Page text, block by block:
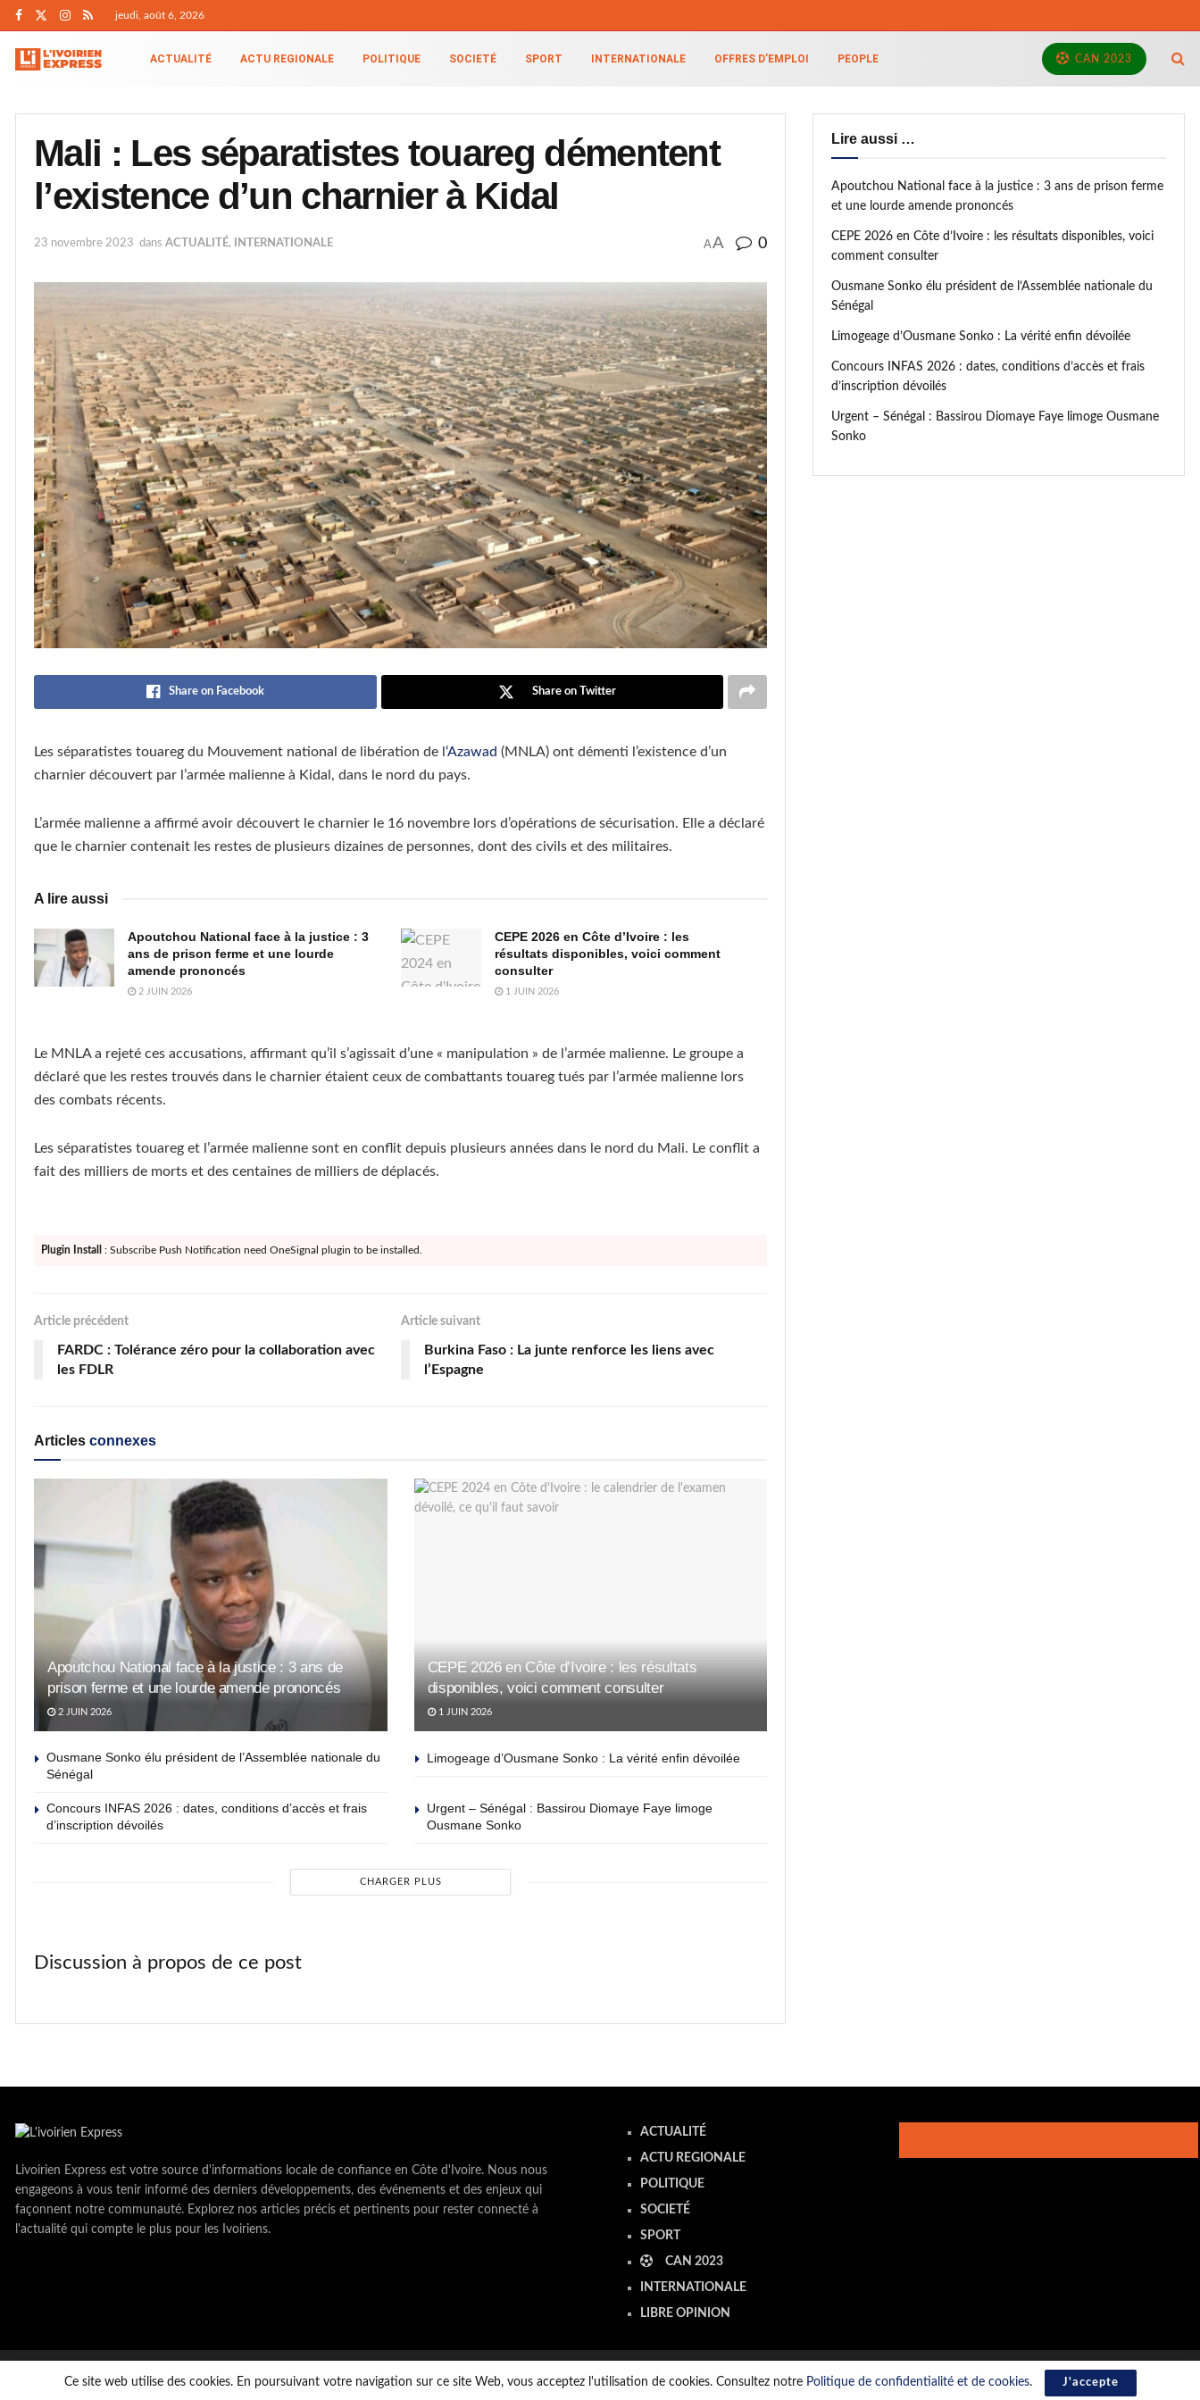
jeudi, août 6, 2026
ACTUALITÉ ACTU REGIONALE POLITIQUE SOCIETÉ SPORT INTERNATIONALE OFFRES D’EMPLOI PEOPLE CAN 2023
Mali : Les séparatistes touareg démentent
l’existence d’un charnier à Kidal
23 novembre 2023 dans ACTUALITÉ, INTERNATIONALE AA 0
Share on Facebook Share on Twitter
Les séparatistes touareg du Mouvement national de libération de l ‘Azawad (MNLA) ont démenti l’existence d’un
charnier découvert par l’armée malienne à Kidal, dans le nord du pays.
L’armée malienne a affirmé avoir découvert le charnier le 16 novembre lors d’opérations de sécurisation. Elle a déclaré
que le charnier contenait les restes de plusieurs dizaines de personnes, dont des civils et des militaires.
A lire aussi
Apoutchou National face à la justice : 3
ans de prison ferme et une lourde
amende prononcés
2 JUIN 2026
CEPE 2026 en Côte d’Ivoire : les
résultats disponibles, voici comment
consulter
1 JUIN 2026
Le MNLA a rejeté ces accusations, affirmant qu’il s’agissait d’une « manipulation » de l’armée malienne. Le groupe a
déclaré que les restes trouvés dans le charnier étaient ceux de combattants touareg tués par l’armée malienne lors
des combats récents.
Les séparatistes touareg et l’armée malienne sont en conflit depuis plusieurs années dans le nord du Mali. Le conflit a
fait des milliers de morts et des centaines de milliers de déplacés.
Plugin Install : Subscribe Push Notification need OneSignal plugin to be installed.
Article précédent
FARDC : Tolérance zéro pour la collaboration avec
les FDLR
Article suivant
Burkina Faso : La junte renforce les liens avec
l’Espagne
Articles connexes
Apoutchou National face à la justice : 3 ans de
prison ferme et une lourde amende prononcés
2 JUIN 2026
CEPE 2026 en Côte d’Ivoire : les résultats
disponibles, voici comment consulter
1 JUIN 2026
Ousmane Sonko élu président de l’Assemblée nationale du
Sénégal
Limogeage d’Ousmane Sonko : La vérité enfin dévoilée
Concours INFAS 2026 : dates, conditions d’accès et frais
d’inscription dévoilés
Urgent – Sénégal : Bassirou Diomaye Faye limoge
Ousmane Sonko
CHARGER PLUS
Discussion à propos de ce post
Lire aussi …
Apoutchou National face à la justice : 3 ans de prison ferme
et une lourde amende prononcés
CEPE 2026 en Côte d’Ivoire : les résultats disponibles, voici
comment consulter
Ousmane Sonko élu président de l’Assemblée nationale du
Sénégal
Limogeage d’Ousmane Sonko : La vérité enfin dévoilée
Concours INFAS 2026 : dates, conditions d’accès et frais
d’inscription dévoilés
Urgent – Sénégal : Bassirou Diomaye Faye limoge Ousmane
Sonko
Livoirien Express est votre source d'informations locale de confiance en Côte d'Ivoire. Nous nous
engageons à vous tenir informé des derniers développements, des événements et des enjeux qui
façonnent notre communauté. Explorez nos articles précis et pertinents pour rester connecté à
l'actualité qui compte le plus pour les Ivoiriens.
ACTUALITÉ
ACTU REGIONALE
POLITIQUE
SOCIETÉ
SPORT
CAN 2023
INTERNATIONALE
LIBRE OPINION
Copyright © LivoirienExpress 2023. tous droits réservés
Ce site web utilise des cookies. En poursuivant votre navigation sur ce site Web, vous acceptez l'utilisation de cookies. Consultez notre Politique de confidentialité et de cookies. J'accepte